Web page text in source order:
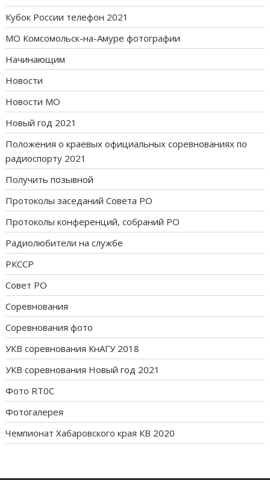
Кубок России телефон 2021
МО Комсомольск-на-Амуре фотографии
Начинающим
Новости
Новости МО
Новый год 2021
Положения о краевых официальных соревнованиях по
радиоспорту 2021
Получить позывной
Протоколы заседаний Совета РО
Протоколы конференций, собраний РО
Радиолюбители на службе
РКССР
Совет РО
Соревнования
Соревнования фото
УКВ соревнования КнАГУ 2018
УКВ соревнования Новый год 2021
Фото RT0C
Фотогалерея
Чемпионат Хабаровского края КВ 2020